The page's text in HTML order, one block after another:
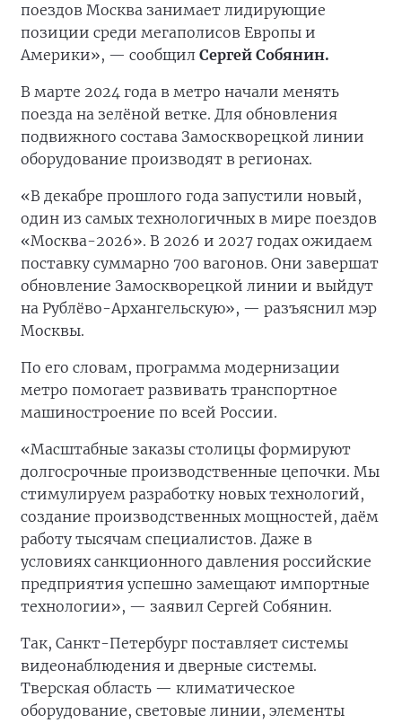
поездов Москва занимает лидирующие
позиции среди мегаполисов Европы и
Америки», — сообщил Сергей Собянин.
В марте 2024 года в метро начали менять
поезда на зелёной ветке. Для обновления
подвижного состава Замоскворецкой линии
оборудование производят в регионах.
«В декабре прошлого года запустили новый,
один из самых технологичных в мире поездов
«Москва-2026». В 2026 и 2027 годах ожидаем
поставку суммарно 700 вагонов. Они завершат
обновление Замоскворецкой линии и выйдут
на Рублёво-Архангельскую», — разъяснил мэр
Москвы.
По его словам, программа модернизации
метро помогает развивать транспортное
машиностроение по всей России.
«Масштабные заказы столицы формируют
долгосрочные производственные цепочки. Мы
стимулируем разработку новых технологий,
создание производственных мощностей, даём
работу тысячам специалистов. Даже в
условиях санкционного давления российские
предприятия успешно замещают импортные
технологии», — заявил Сергей Собянин.
Так, Санкт-Петербург поставляет системы
видеонаблюдения и дверные системы.
Тверская область — климатическое
оборудование, световые линии, элементы